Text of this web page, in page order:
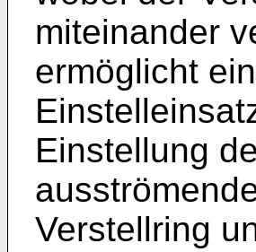
miteinander
ermöglicht
Einstellung
Verstellring